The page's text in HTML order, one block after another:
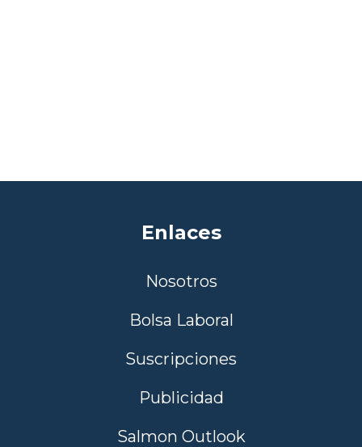
Enlaces
Nosotros
Bolsa Laboral
Suscripciones
Publicidad
Salmon Outlook